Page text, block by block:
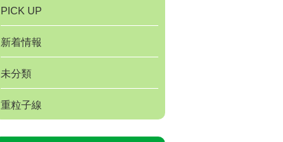
PICK UP
新着情報
未分類
重粒子線